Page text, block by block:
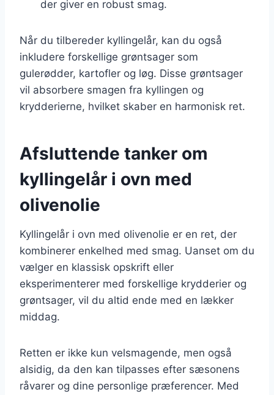
der giver en robust smag.
Når du tilbereder kyllingelår, kan du også
inkludere forskellige grøntsager som
gulerødder, kartofler og løg. Disse grøntsager
vil absorbere smagen fra kyllingen og
krydderierne, hvilket skaber en harmonisk ret.
Afsluttende tanker om
kyllingelår i ovn med
olivenolie
Kyllingelår i ovn med olivenolie er en ret, der
kombinerer enkelhed med smag. Uanset om du
vælger en klassisk opskrift eller
eksperimenterer med forskellige krydderier og
grøntsager, vil du altid ende med en lækker
middag.
Retten er ikke kun velsmagende, men også
alsidig, da den kan tilpasses efter sæsonens
råvarer og dine personlige præferencer. Med